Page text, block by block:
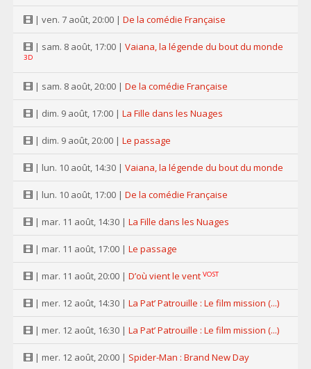
| ven. 7 août, 20:00 | De la comédie Française
| sam. 8 août, 17:00 | Vaiana, la légende du bout du monde
3D
| sam. 8 août, 20:00 | De la comédie Française
| dim. 9 août, 17:00 | La Fille dans les Nuages
| dim. 9 août, 20:00 | Le passage
| lun. 10 août, 14:30 | Vaiana, la légende du bout du monde
| lun. 10 août, 17:00 | De la comédie Française
| mar. 11 août, 14:30 | La Fille dans les Nuages
| mar. 11 août, 17:00 | Le passage
| mar. 11 août, 20:00 | D’où vient le vent VOST
| mer. 12 août, 14:30 | La Pat’ Patrouille : Le film mission (...)
| mer. 12 août, 16:30 | La Pat’ Patrouille : Le film mission (...)
| mer. 12 août, 20:00 | Spider-Man : Brand New Day